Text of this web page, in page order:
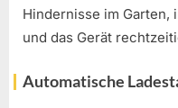
Hindernisse im Garten,
und das Gerät
Automatische